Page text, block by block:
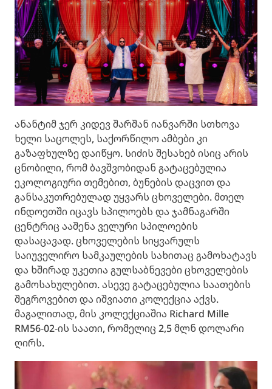
ანანტიმ ჯერ კიდევ შარშან იანვარში სთხოვა
ხელი საცოლეს, საქორწილო ამბები კი
გაზაფხულზე დაიწყო. სიძის შესახებ ისიც არის
ცნობილი, რომ ბავშვობიდან გატაცებულია
ეკოლოგიური თემებით, ბუნების დაცვით და
განსაკუთრებულად უყვარს ცხოველები. მთელ
ინდოეთში იცავს სპილოებს და ჯამნაგარში
ცენტრიც ააშენა ველური სპილოების
დასაცავად. ცხოველების სიყვარულს
საიუველირო სამკაულების სახითაც გამოხატავს
და ხშირად უკეთია გულსაბნევები ცხოველების
გამოსახულებით. ასევე გატაცებულია საათების
შეგროვებით და იშვიათი კოლექცია აქვს.
მაგალითად, მის კოლექციაშია Richard Mille
RM56-02-ის საათი, რომელიც 2,5 მლნ დოლარი
ღირს.